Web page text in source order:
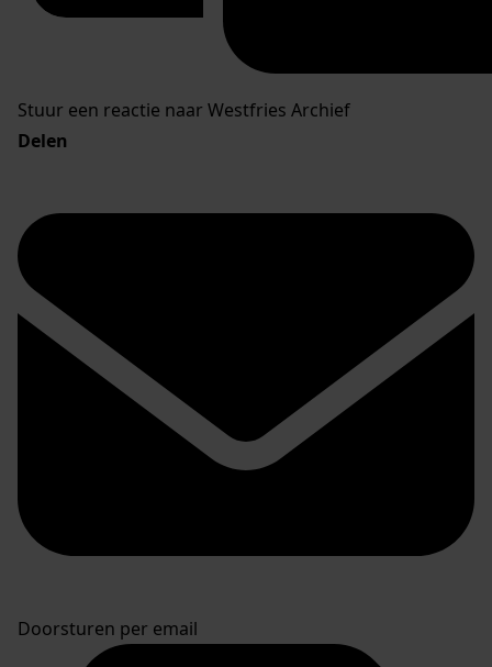
Stuur een reactie naar Westfries Archief
Delen
Doorsturen per email